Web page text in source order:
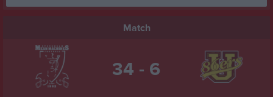
Match
34 - 6